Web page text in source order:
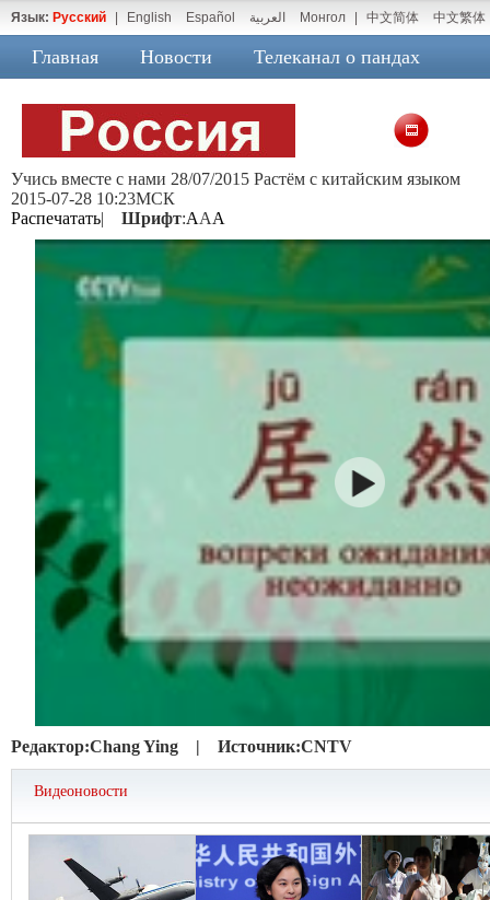
Язык: Русский English Español العربية Монгол 中文简体 中文繁体
Главная Новости Телеканал о пандах
Учись вместе с нами 28/07/2015 Растём с китайским языком
2015-07-28 10:23МСК
Распечатать| Шрифт:AAA
Редактор:Chang Ying | Источник:CNTV
Видеоновости